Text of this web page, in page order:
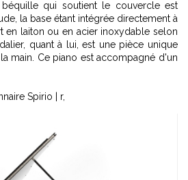
béquille qui soutient le couvercle est
la base étant intégrée directement à
en laiton ou en acier inoxydable selon
quant à lui, est une pièce unique
main. Ce piano est accompagné d'un
Spirio | r,